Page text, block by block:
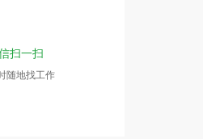
扫一扫
随地找工作